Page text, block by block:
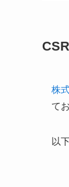
株
て
以